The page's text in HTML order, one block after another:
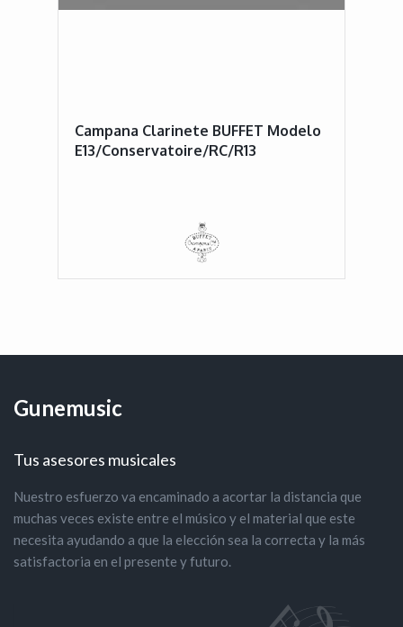
Campana Clarinete BUFFET Modelo
E13/Conservatoire/RC/R13
Gunemusic
Tus asesores musicales
Nuestro esfuerzo va encaminado a acortar la distancia que
muchas veces existe entre el músico y el material que este
necesita ayudando a que la elección sea la correcta y la más
satisfactoria en el presente y futuro.